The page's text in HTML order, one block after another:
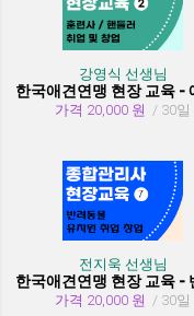
강영식 선생님
가격 20,000 원 / 30일
전지욱 선생님
가격 20,000 원 / 30일